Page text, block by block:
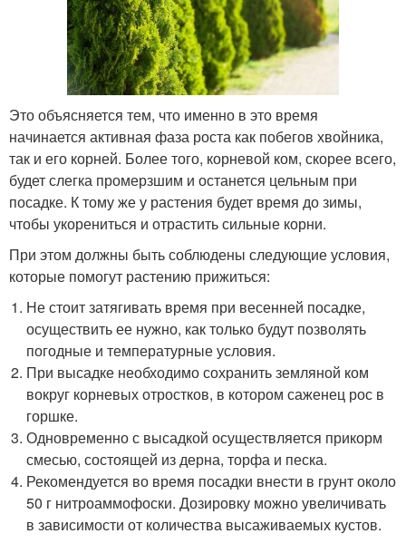
Это объясняется тем, что именно в это время
начинается активная фаза роста как побегов хвойника,
так и его корней. Более того, корневой ком, скорее всего,
будет слегка промерзшим и останется цельным при
посадке. К тому же у растения будет время до зимы,
чтобы укорениться и отрастить сильные корни.
При этом должны быть соблюдены следующие условия,
которые помогут растению прижиться:
Не стоит затягивать время при весенней посадке,
осуществить ее нужно, как только будут позволять
погодные и температурные условия.
При высадке необходимо сохранить земляной ком
вокруг корневых отростков, в котором саженец рос в
горшке.
Одновременно с высадкой осуществляется прикорм
смесью, состоящей из дерна, торфа и песка.
Рекомендуется во время посадки внести в грунт около
50 г нитроаммофоски. Дозировку можно увеличивать
в зависимости от количества высаживаемых кустов.